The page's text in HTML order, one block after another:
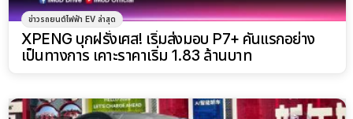
ข่าวรถยนต์ไฟฟ้า EV ล่าสุด
XPENG บุกฝรั่งเศส! เริ่มส่งมอบ P7+ คันแรกอย่าง
เป็นทางการ เคาะราคาเริ่ม 1.83 ล้านบาท